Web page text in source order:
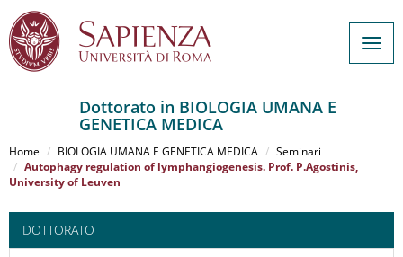
al
contenuto
principale
Dottorato in BIOLOGIA UMANA E
GENETICA MEDICA
Home BIOLOGIA UMANA E GENETICA MEDICA
Seminari
Autophagy regulation of lymphangiogenesis. Prof. P.Agostinis,
University of Leuven
DOTTORATO